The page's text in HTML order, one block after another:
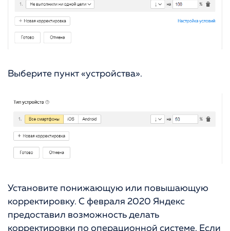
Выберите пункт «устройства».
Установите понижающую или повышающую
корректировку. С февраля 2020 Яндекс
предоставил возможность делать
корректировки по операционной системе. Если